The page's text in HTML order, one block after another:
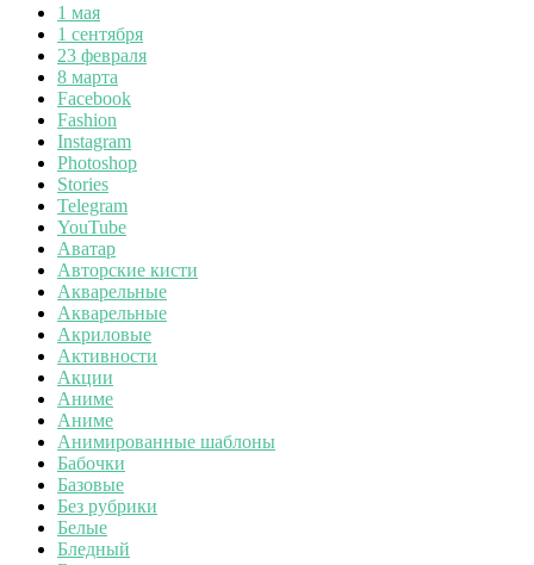
1 мая
1 сентября
23 февраля
8 марта
Facebook
Fashion
Instagram
Photoshop
Stories
Telegram
YouTube
Аватар
Авторские кисти
Акварельные
Акварельные
Акриловые
Активности
Акции
Аниме
Аниме
Анимированные шаблоны
Бабочки
Базовые
Без рубрики
Белые
Бледный